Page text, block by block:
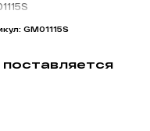
GM01115S
поставляется